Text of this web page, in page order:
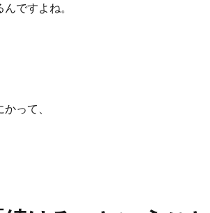
んですよね。
かって、